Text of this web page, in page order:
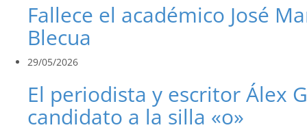
Fallece el académico José
Blecua
29/05/2026
El periodista y escritor Álex
candidato a la silla «o»